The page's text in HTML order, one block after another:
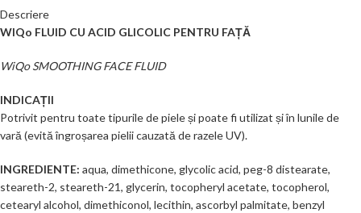
Descriere
WIQo FLUID CU ACID GLICOLIC PENTRU FAȚĂ
WiQo SMOOTHING FACE FLUID
INDICAȚII
Potrivit pentru toate tipurile de piele și poate fi utilizat și în lunile de
vară (evită îngroșarea pielii cauzată de razele UV).
INGREDIENTE: aqua, dimethicone, glycolic acid, peg-8 distearate,
steareth-2, steareth-21, glycerin, tocopheryl acetate, tocopherol,
cetearyl alcohol, dimethiconol, lecithin, ascorbyl palmitate, benzyl